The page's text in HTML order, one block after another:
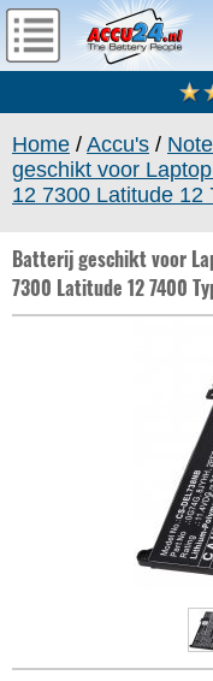
Home / Accu's /
geschikt voor
12 7300 Latitude 12
Batterij geschikt voor
7300 Latitude 12 7400